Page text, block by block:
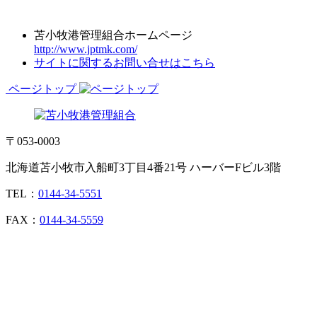
苫小牧港管理組合ホームページ
http://www.jptmk.com/
サイトに関するお問い合せはこちら
ページトップ
〒053-0003
北海道苫小牧市入船町3丁目4番21号 ハーバーFビル3階
TEL： 0144-34-5551
FAX： 0144-34-5559